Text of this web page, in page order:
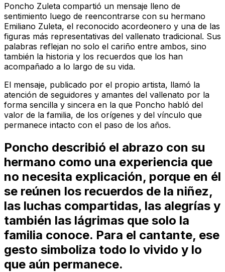
Poncho Zuleta compartió un mensaje lleno de
sentimiento luego de reencontrarse con su hermano
Emiliano Zuleta, el reconocido acordeonero y una de las
figuras más representativas del vallenato tradicional. Sus
palabras reflejan no solo el cariño entre ambos, sino
también la historia y los recuerdos que los han
acompañado a lo largo de su vida.
El mensaje, publicado por el propio artista, llamó la
atención de seguidores y amantes del vallenato por la
forma sencilla y sincera en la que Poncho habló del
valor de la familia, de los orígenes y del vínculo que
permanece intacto con el paso de los años.
Poncho describió el abrazo con su
hermano como una experiencia que
no necesita explicación, porque en él
se reúnen los recuerdos de la niñez,
las luchas compartidas, las alegrías y
también las lágrimas que solo la
familia conoce. Para el cantante, ese
gesto simboliza todo lo vivido y lo
que aún permanece.